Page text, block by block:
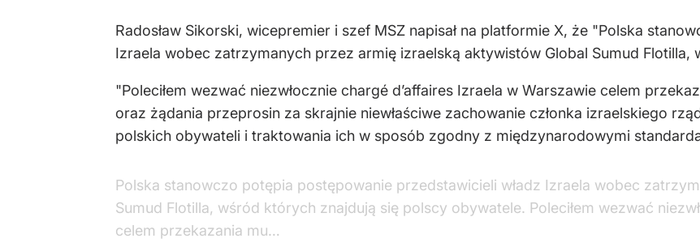
Radosław Sikorski, wicepremier i szef MSZ napisał na platformie X, że "Polska
Izraela wobec zatrzymanych przez armię izraelską aktywistów Global Sumud
"Poleciłem wezwać niezwłocznie chargé d’affaires Izraela w Warszawie celem
oraz żądania przeprosin za skrajnie niewłaściwe zachowanie członka izraelskiego
polskich obywateli i traktowania ich w sposób zgodny z międzynarodowymi
Polska stanowczo potępia postępowanie przedstawicieli władz Izraela wobec
Sumud Flotilla, wśród których znajdują się polscy obywatele. Poleciłem wezwać
celem przekazania mu…